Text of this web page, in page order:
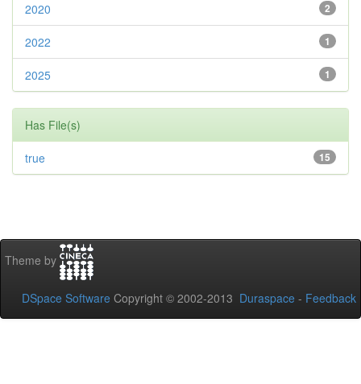
2
2020
1
2022
1
2025
Has File(s)
15
true
Theme by
DSpace Software Copyright © 2002-2013 Duraspace - Feedback